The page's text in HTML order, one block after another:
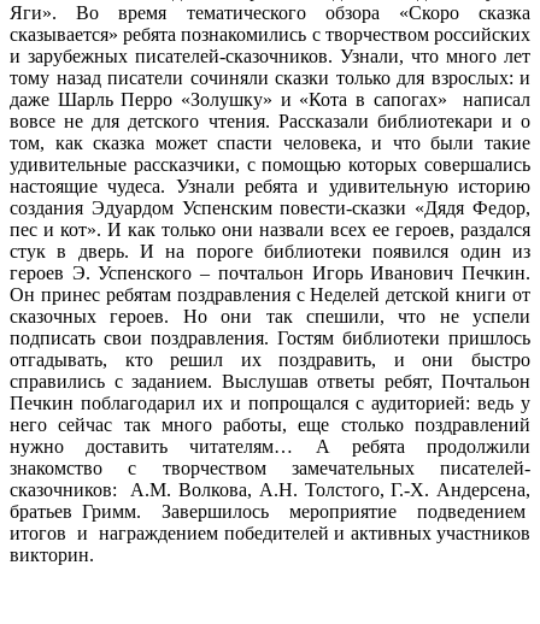
Яги». Во время тематического обзора «Скоро сказка
сказывается» ребята познакомились с творчеством российских
и зарубежных писателей-сказочников. Узнали, что много лет
тому назад писатели сочиняли сказки только для взрослых: и
даже Шарль Перро «Золушку» и «Кота в сапогах» написал
вовсе не для детского чтения. Рассказали библиотекари и о
том, как сказка может спасти человека, и что были такие
удивительные рассказчики, с помощью которых совершались
настоящие чудеса. Узнали ребята и удивительную историю
создания Эдуардом Успенским повести-сказки «Дядя Федор,
пес и кот». И как только они назвали всех ее героев, раздался
стук в дверь. И на пороге библиотеки появился один из
героев Э. Успенского – почтальон Игорь Иванович Печкин.
Он принес ребятам поздравления с Неделей детской книги от
сказочных героев. Но они так спешили, что не успели
подписать свои поздравления. Гостям библиотеки пришлось
отгадывать, кто решил их поздравить, и они быстро
справились с заданием. Выслушав ответы ребят, Почтальон
Печкин поблагодарил их и попрощался с аудиторией: ведь у
него сейчас так много работы, еще столько поздравлений
нужно доставить читателям… А ребята продолжили
знакомство с творчеством замечательных писателей-
сказочников: А.М. Волкова, А.Н. Толстого, Г.-Х. Андерсена,
братьев Гримм. Завершилось мероприятие подведением
итогов и награждением победителей и активных участников
викторин.